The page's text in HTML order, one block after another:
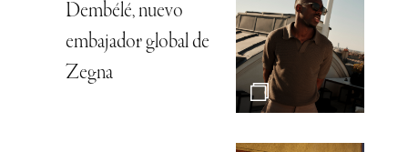
Dembélé, nuevo
embajador global de
Zegna